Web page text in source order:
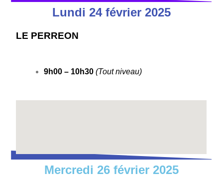
Lundi 24 février 2025
LE PERREON
9h00 – 10h30(Tout niveau)
Mercredi 26 février 2025